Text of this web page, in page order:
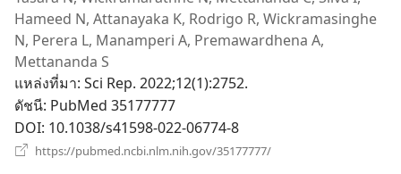
ใหม่)
Hameed N, Attanayaka K, Rodrigo R, Wickramasinghe
N, Perera L, Manamperi A, Premawardhena A,
Mettananda S
แหล่งที่มา‎: Sci Rep. 2022;12(1):2752.
ดัชนี‎: PubMed 35177777
DOI‎: 10.1038/s41598-022-06774-8
https://pubmed.ncbi.nlm.nih.gov/35177777/